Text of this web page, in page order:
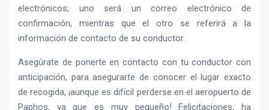
electrónicos; uno será un correo electrónico de
confirmación, mientras que el otro se referirá a la
información de contacto de su conductor.
Asegúrate de ponerte en contacto con tu conductor con
anticipación, para asegurarte de conocer el lugar exacto
de recogida, ¡aunque es difícil perderse en el aeropuerto de
Paphos, ya que es muy pequeño! Felicitaciones, ha